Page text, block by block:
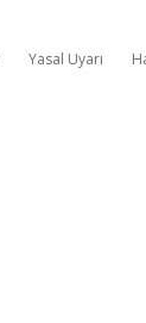
Yasal Uyarı